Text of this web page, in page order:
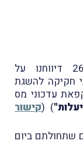
במבזק מס' 2106 מיום 26.12.2024 דיווחנו על
חקיקה להשגת
לשנת התקציב 2025) (הקפאת עדכוני מס
) (קישור
שתחולתם ביום